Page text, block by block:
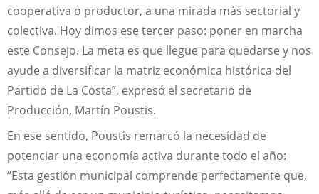
cooperativa o productor, a una mirada más sectorial y
colectiva. Hoy dimos ese tercer paso: poner en marcha
este Consejo. La meta es que llegue para quedarse y nos
ayude a diversificar la matriz económica histórica del
Partido de La Costa”, expresó el secretario de
Producción, Martín Poustis.
En ese sentido, Poustis remarcó la necesidad de
potenciar una economía activa durante todo el año:
“Esta gestión municipal comprende perfectamente que,